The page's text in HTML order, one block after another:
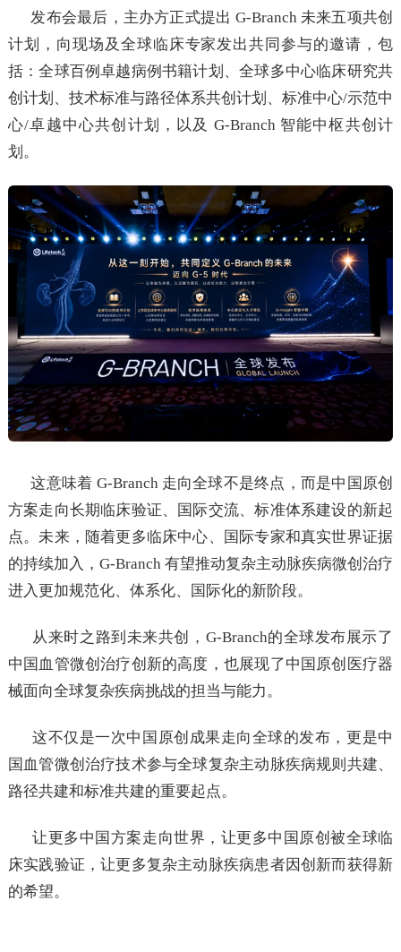
发布会最后，主办方正式提出 G-Branch 未来五项共创
计划，向现场及全球临床专家发出共同参与的邀请，包
括：全球百例卓越病例书籍计划、全球多中心临床研究共
创计划、技术标准与路径体系共创计划、标准中心/示范中
心/卓越中心共创计划，以及 G-Branch 智能中枢共创计
划。
这意味着 G-Branch 走向全球不是终点，而是中国原创
方案走向长期临床验证、国际交流、标准体系建设的新起
点。未来，随着更多临床中心、国际专家和真实世界证据
的持续加入，G-Branch 有望推动复杂主动脉疾病微创治疗
进入更加规范化、体系化、国际化的新阶段。
从来时之路到未来共创，G-Branch的全球发布展示了
中国血管微创治疗创新的高度，也展现了中国原创医疗器
械面向全球复杂疾病挑战的担当与能力。
这不仅是一次中国原创成果走向全球的发布，更是中
国血管微创治疗技术参与全球复杂主动脉疾病规则共建、
路径共建和标准共建的重要起点。
让更多中国方案走向世界，让更多中国原创被全球临
床实践验证，让更多复杂主动脉疾病患者因创新而获得新
的希望。